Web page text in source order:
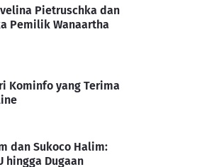
Pietruschka dan
Pemilik Wanaartha
Kominfo yang Terima
dan Sukoco Halim:
hingga Dugaan